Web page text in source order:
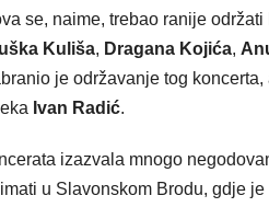
se, naime, trebao ranije
Kuliša, Dragana Kojića,
je održavanje tog
Ivan Radić.
izazvala mnogo
u Slavonskom Brodu, gdje